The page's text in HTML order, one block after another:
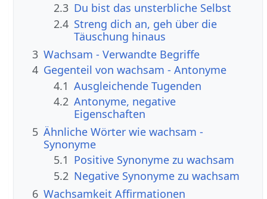
2.3 Du bist das unsterbliche Selbst
2.4 Streng dich an, geh über die
Täuschung hinaus
3 Wachsam - Verwandte Begriffe
4 Gegenteil von wachsam - Antonyme
4.1 Ausgleichende Tugenden
4.2 Antonyme, negative
Eigenschaften
5 Ähnliche Wörter wie wachsam -
Synonyme
5.1 Positive Synonyme zu wachsam
5.2 Negative Synonyme zu wachsam
6 Wachsamkeit Affirmationen